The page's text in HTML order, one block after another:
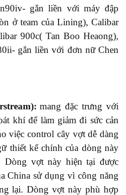
gắn liền với máy đập
ở team của Lining), Calibar
900c( Tan Boo Heaong),
gắn liền với đơn nữ Chen
mangđặc trưng với
khí để làm giảm đi sức cản
việc control cây vợt dễ dàng
thiết kếchính của dòng này
Dòng vợt này hiệntại được
China sử dụng vì công năng
lại. Dòng vợt này phù hợp